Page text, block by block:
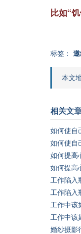
比如“
标签：
本文
相关文
如何使自
如何使自
如何提高
如何提高
工作陷入
工作陷入
工作中该
工作中该
婚纱摄影